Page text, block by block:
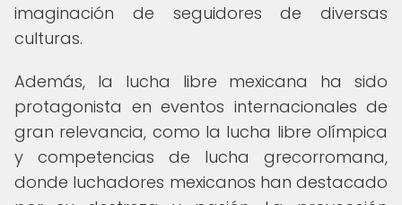
imaginación de seguidores de diversas
culturas.
Además, la lucha libre mexicana ha sido
protagonista en eventos internacionales de
gran relevancia, como la lucha libre olímpica
y competencias de lucha grecorromana,
donde luchadores mexicanos han destacado